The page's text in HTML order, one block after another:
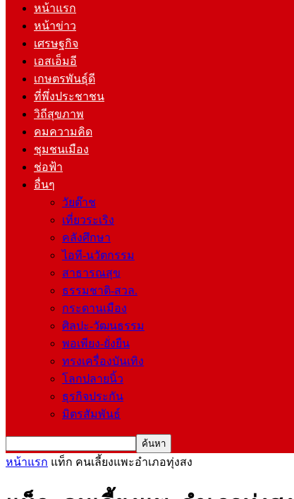
หน้าแรก
หน้าข่าว
เศรษฐกิจ
เอสเอ็มอี
เกษตรพันธุ์ดี
ที่พึ่งประชาชน
วิถีสุขภาพ
คมความคิด
ชุมชนเมือง
ช่อฟ้า
อื่นๆ
วัยต๊าช
เที่ยวระเริง
คลังศึกษา
ไอที-นวัตกรรม
สาธารณสุข
ธรรมชาติ-สวล.
กระดานเมือง
ศิลปะ-วัฒนธรรม
พอเพียง-ยั่งยืน
ทรงเครื่องบันเทิง
โลกปลายนิ้ว
ธุรกิจประกัน
มิตรสัมพันธ์
หน้าแรก แท็ก คนเลี้ยงแพะอำเภอทุ่งสง